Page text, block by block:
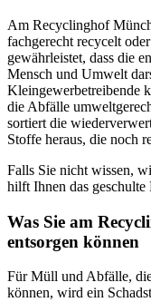
Am Recyclinghof
fachgerecht recycelt
gewährleistet, dass die
Mensch und Umwelt
Kleingewerbetreibende
die Abfälle
sortiert die
Stoffe heraus, die noch
Falls Sie nicht wissen,
hilft Ihnen das geschulte
Was Sie am
entsorgen können
Für Müll und Abfälle,
können, wird ein